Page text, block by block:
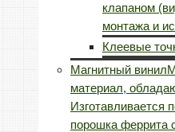
клапаном
монтажа и
Клеевые
Магнитный винил
материал,
Изготавливается
порошка феррита